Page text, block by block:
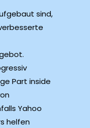
sind,
Part inside
Yahoo
helfen